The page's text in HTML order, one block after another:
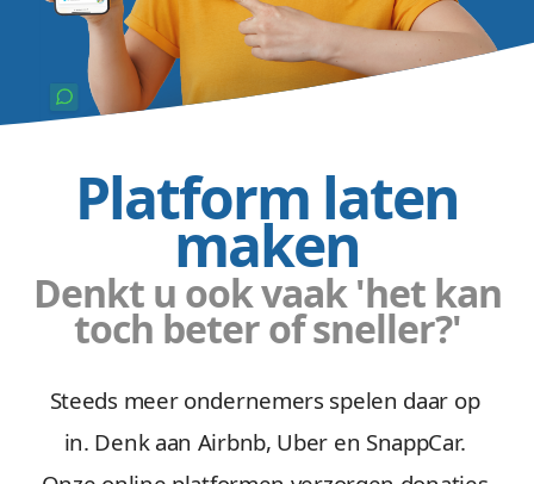
Platform laten
maken
Denkt u ook vaak 'het kan
toch beter of sneller?'
Steeds meer ondernemers spelen daar op
in. Denk aan Airbnb, Uber en SnappCar.